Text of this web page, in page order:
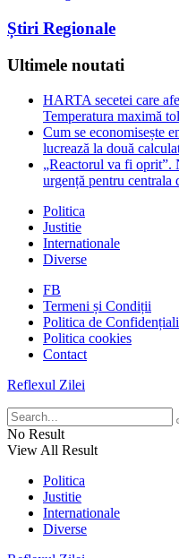
Știri Regionale
Ultimele noutati
HARTA secetei care
Temperatura maximă
Cum se economisește
lucrează la două
„Reactorul va fi oprit”.
urgență pentru
Politica
Justitie
Internationale
Diverse
FB
Termeni și Condiții
Politica de
Politica cookies
Contact
Reflexul Zilei
No Result
View All Result
Politica
Justitie
Internationale
Diverse